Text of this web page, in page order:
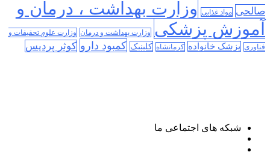
صالحی مواد غذایی وزارت بهداشت ، درمان و
آموزش پزشکی وزارت بهداشت و درمان وزارت علوم تحقیقات و
فناوری پزشک خانواده کرمانشاه کلینیک کمبود دارو کوثر پردیس
شبکه های اجتماعی ما